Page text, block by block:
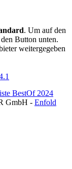
. Um auf den
Button unten.
weitergegeben
GmbH - Enfold